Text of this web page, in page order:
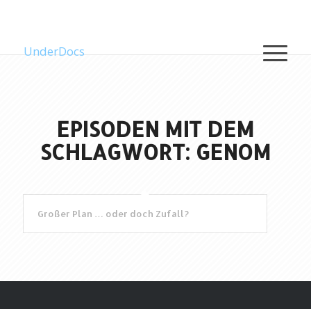
UnderDocs
EPISODEN MIT DEM
SCHLAGWORT: GENOM
Großer Plan … oder doch Zufall?